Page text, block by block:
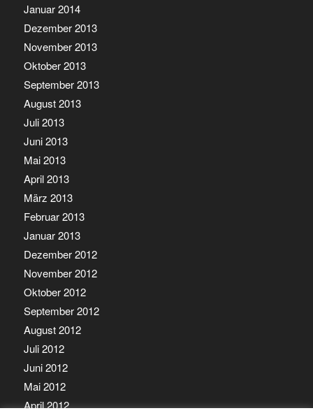
Januar 2014
Dezember 2013
November 2013
Oktober 2013
September 2013
August 2013
Juli 2013
Juni 2013
Mai 2013
April 2013
März 2013
Februar 2013
Januar 2013
Dezember 2012
November 2012
Oktober 2012
September 2012
August 2012
Juli 2012
Juni 2012
Mai 2012
April 2012